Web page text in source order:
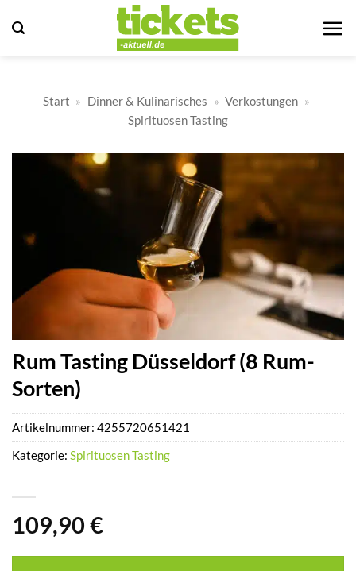
Inhalt
Start » Dinner & Kulinarisches » Verkostungen »
Spirituosen Tasting
Rum Tasting Düsseldorf (8 Rum-
Sorten)
109,90 €
Artikelnummer: 4255720651421
Kategorie: Spirituosen Tasting